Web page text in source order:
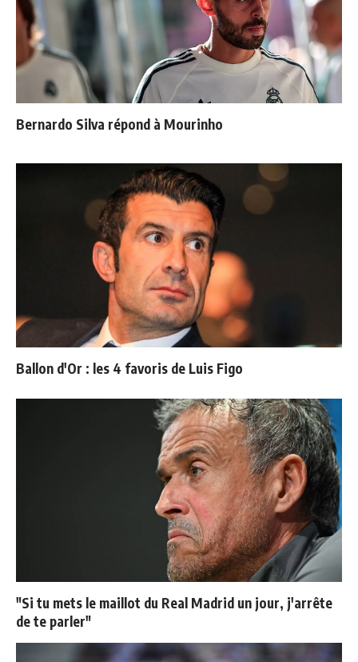
Bernardo Silva répond à Mourinho
Ballon d'Or : les 4 favoris de Luis Figo
"Si tu mets le maillot du Real Madrid un jour, j'arrête
de te parler"